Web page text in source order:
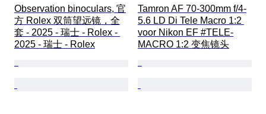
Observation binoculars, 官
方 Rolex 双筒望远镜，全
套 - 2025 - 瑞士 - Rolex -
2025 - 瑞士 - Rolex
Tamron AF 70-300mm f/4-
5.6 LD Di Tele Macro 1:2
voor Nikon EF #TELE-
MACRO 1:2 变焦镜头